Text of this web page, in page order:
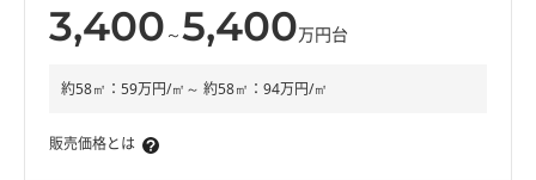
3,400 ～5,400万円台
約58㎡：59万円/㎡～ 約58㎡：94万円/㎡
販売価格とは